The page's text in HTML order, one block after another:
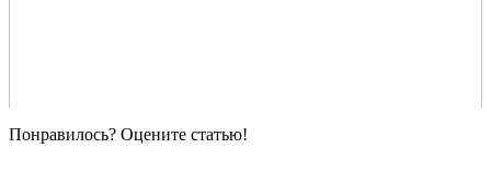
Понравилось? Оцените статью!